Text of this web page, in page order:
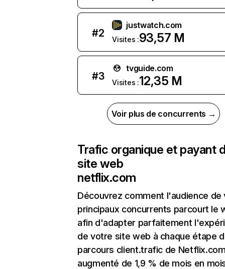
#2
justwatch.com
Visites :93,57 M
#3
tvguide.com
Visites :12,35 M
Voir plus de concurrents →
Trafic organique et payant
site web
netflix.com
Découvrez comment l'audience de
principaux concurrents parcourt le
afin d'adapter parfaitement
de votre site web à chaque étape
parcours client.trafic de
augmenté de 1,9 % de mois en